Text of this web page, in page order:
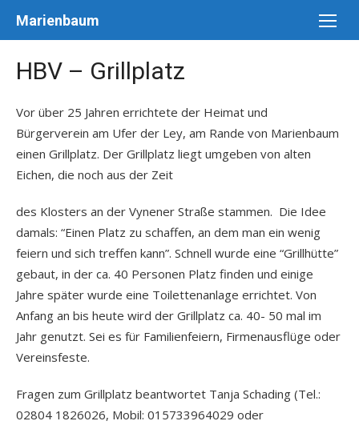
Marienbaum
HBV – Grillplatz
Vor über 25 Jahren errichtete der Heimat und
Bürgerverein am Ufer der Ley, am Rande von Marienbaum
einen Grillplatz. Der Grillplatz liegt umgeben von alten
Eichen, die noch aus der Zeit
des Klosters an der Vynener Straße stammen. Die Idee
damals: “Einen Platz zu schaffen, an dem man ein wenig
feiern und sich treffen kann”. Schnell wurde eine “Grillhütte”
gebaut, in der ca. 40 Personen Platz finden und einige
Jahre später wurde eine Toilettenanlage errichtet. Von
Anfang an bis heute wird der Grillplatz ca. 40- 50 mal im
Jahr genutzt. Sei es für Familienfeiern, Firmenausflüge oder
Vereinsfeste.
Fragen zum Grillplatz beantwortet Tanja Schading (Tel.:
02804 1826026, Mobil: 015733964029 oder